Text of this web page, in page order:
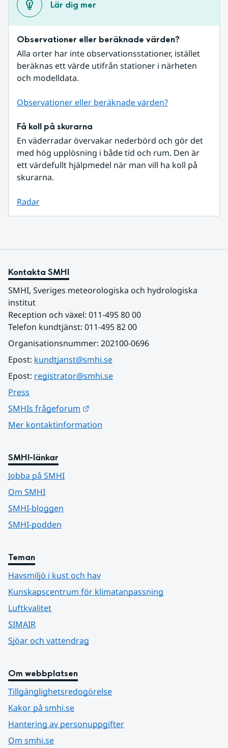
Lär dig mer
Observationer eller beräknade värden?
Alla orter har inte observationsstationer, istället
beräknas ett värde utifrån stationer i närheten
och modelldata.
Observationer eller beräknade värden?
Få koll på skurarna
En väderradar övervakar nederbörd och gör det
med hög upplösning i både tid och rum. Den är
ett värdefullt hjälpmedel när man vill ha koll på
skurarna.
Radar
Kontakta SMHI
SMHI, Sveriges meteorologiska och hydrologiska
institut
Reception och växel: 011-495 80 00
Telefon kundtjänst: 011-495 82 00
Organisationsnummer: 202100-0696
Epost: kundtjanst@smhi.se
Epost: registrator@smhi.se
Press
SMHIs frågeforum
Mer kontaktinformation
SMHI-länkar
Jobba på SMHI
Om SMHI
SMHI-bloggen
SMHI-podden
Teman
Havsmiljö i kust och hav
Kunskapscentrum för klimatanpassning
Luftkvalitet
SIMAIR
Sjöar och vattendrag
Om webbplatsen
Tillgänglighetsredogörelse
Kakor på smhi.se
Hantering av personuppgifter
Om smhi.se